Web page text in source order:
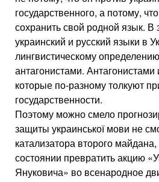
государственного, а потому,
сохранить свой родной язык.
украинский и русский языки в
лингвистическому
антагонистами.
которые по-разному толкуют
государственности.
Поэтому можно смело
защиты украинської мови не
катализатора второго
состоянии превратить акцию
Януковича» во всенародное